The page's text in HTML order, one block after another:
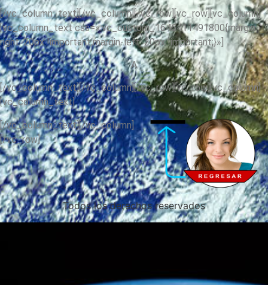
[/vc_column_text][/vc_column][/vc_row][vc_row][vc_column]
[vc_column_text css=».vc_custom_1646411491800{margin-
right: 20px !important;margin-left: 20px !important;}»]
A
[/vc_column_text][/vc_column][/vc_row][vc_row][vc_column]
[vc_column_text]
[/vc_column_text][/vc_column]
[/vc_row]
Todos los derechos reservados